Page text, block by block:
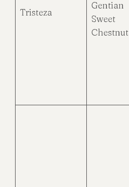
Tristeza
Gentian
Sweet
Chestnut